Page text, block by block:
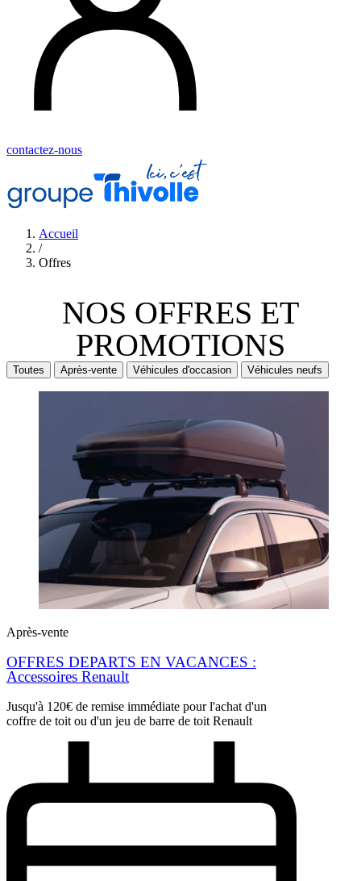
contactez-nous
Accueil
/
Offres
NOS OFFRES ET
PROMOTIONS
Toutes Après-vente Véhicules d'occasion Véhicules neufs
Après-vente
OFFRES DEPARTS EN VACANCES :
Accessoires Renault
Jusqu'à 120€ de remise immédiate pour l'achat d'un
coffre de toit ou d'un jeu de barre de toit Renault